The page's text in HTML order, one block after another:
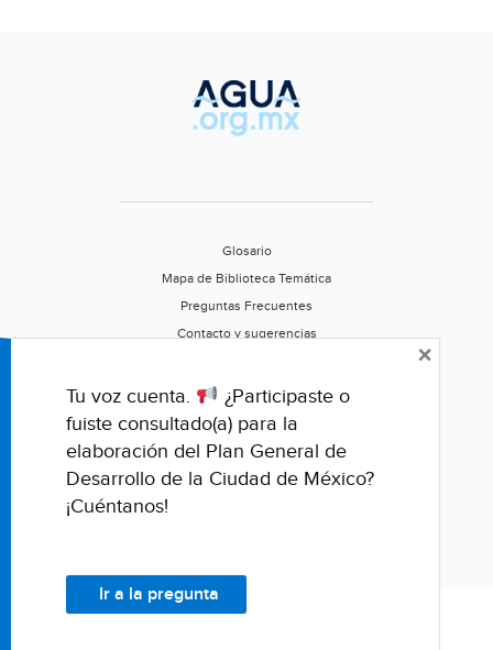
(El
Sol
de
Glosario
Mapa de Biblioteca Temática
Preguntas Frecuentes
Contacto y sugerencias
Califica este portal
Tu voz cuenta.
¿Participaste o
fuiste consultado(a) para la
elaboración del Plan General de
Desarrollo de la Ciudad de México?
¡Cuéntanos!
Ir a la pregunta
×